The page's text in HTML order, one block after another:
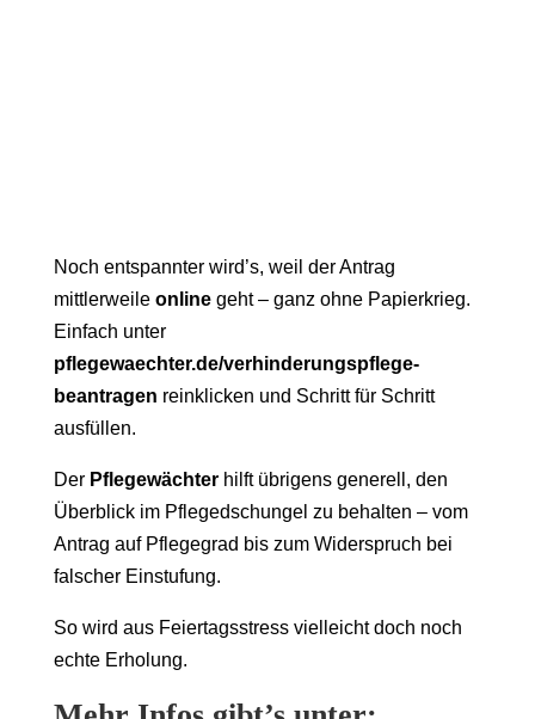
Noch entspannter wird’s, weil der Antrag
mittlerweile onlinegeht – ganz ohne Papierkrieg.
Einfach unter
pflegewaechter.de/verhinderungspflege-
beantragen reinklicken und Schritt für Schritt
ausfüllen.
Der Pflegewächterhilft übrigens generell, den
Überblick im Pflegedschungel zu behalten – vom
Antrag auf Pflegegrad bis zum Widerspruch bei
falscher Einstufung.
So wird aus Feiertagsstress vielleicht doch noch
echte Erholung.